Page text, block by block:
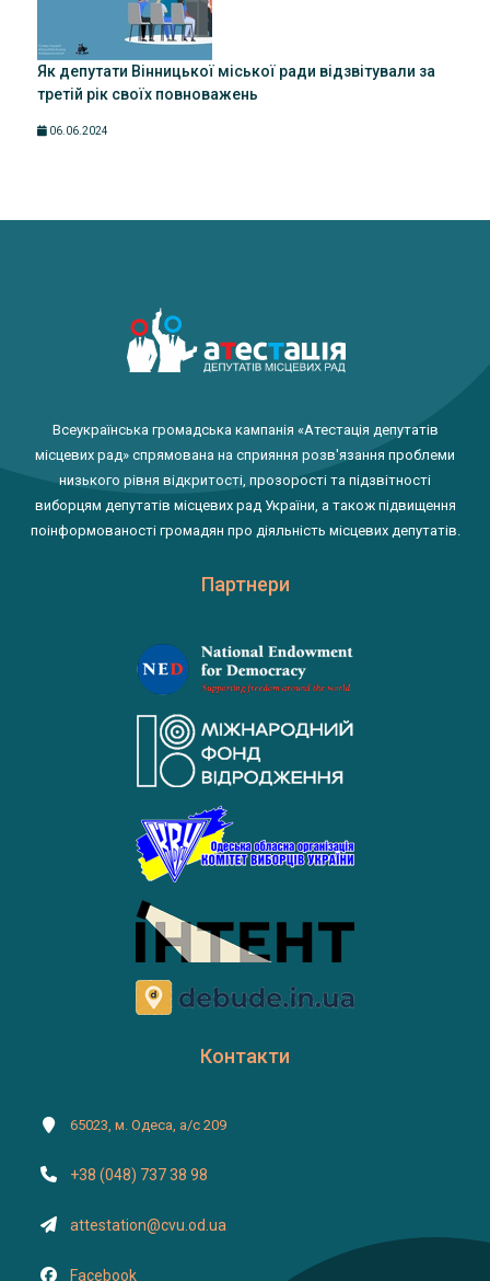
Як депутати Вінницької міської ради відзвітували за
третій рік своїх повноважень
06.06.2024
Всеукраїнська громадська кампанія «Атестація депутатів
місцевих рад» спрямована на сприяння розв'язання проблеми
низького рівня відкритості, прозорості та підзвітності
виборцям депутатів місцевих рад України, а також підвищення
поінформованості громадян про діяльність місцевих депутатів.
Партнери
Контакти
65023, м. Одеса, а/с 209
+38 (048) 737 38 98
attestation@cvu.od.ua
Facebook